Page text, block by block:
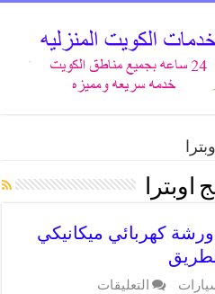
اوبترا
كراج اوبترا 99009551 ورشة كهربائي ميكانيكي
التعليقات